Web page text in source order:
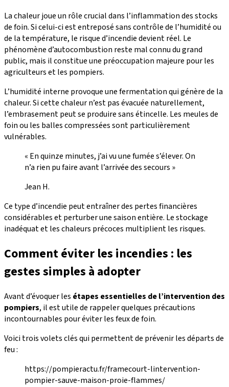
La chaleur joue un rôle crucial dans l’inflammation des stocks
de foin. Si celui-ci est entreposé sans contrôle de l’humidité ou
de la température, le risque d’incendie devient réel. Le
phénomène d’autocombustion reste mal connu du grand
public, mais il constitue une préoccupation majeure pour les
agriculteurs et les pompiers.
L’humidité interne provoque une fermentation qui génère de la
chaleur. Si cette chaleur n’est pas évacuée naturellement,
l’embrasement peut se produire sans étincelle. Les meules de
foin ou les balles compressées sont particulièrement
vulnérables.
« En quinze minutes, j’ai vu une fumée s’élever. On
n’a rien pu faire avant l’arrivée des secours »
Jean H.
Ce type d’incendie peut entraîner des pertes financières
considérables et perturber une saison entière. Le stockage
inadéquat et les chaleurs précoces multiplient les risques.
Comment éviter les incendies : les
gestes simples à adopter
Avant d’évoquer les étapes essentielles de l’intervention des
pompiers, il est utile de rappeler quelques précautions
incontournables pour éviter les feux de foin.
Voici trois volets clés qui permettent de prévenir les départs de
feu :
https://pompieractu.fr/framecourt-lintervention-
pompier-sauve-maison-proie-flammes/